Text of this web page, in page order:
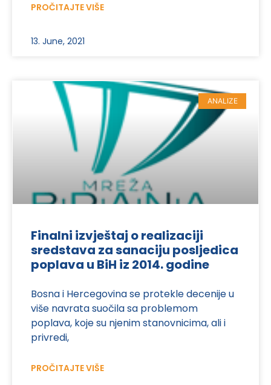
PROČITAJTE VIŠE
13. June, 2021
ANALIZE
Finalni izvještaj o realizaciji
sredstava za sanaciju posljedica
poplava u BiH iz 2014. godine
Bosna i Hercegovina se protekle decenije u
više navrata suočila sa problemom
poplava, koje su njenim stanovnicima, ali i
privredi,
PROČITAJTE VIŠE